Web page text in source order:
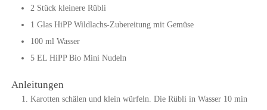
2 Stück kleinere Rübli
1 Glas HiPP Wildlachs-Zubereitung mit Gemüse
100 ml Wasser
5 EL HiPP Bio Mini Nudeln
Anleitungen
Karotten schälen und klein würfeln. Die Rübli in Wasser 10 min